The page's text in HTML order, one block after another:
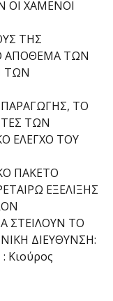
ΟΙ ΧΑΜΕΝΟΙ
ΤΗΣ
ΑΠΟΘΕΜΑ ΤΩΝ
ΤΩΝ
ΤΟ
ΤΩΝ
ΕΛΕΓΧΟ ΤΟΥ
ΠΑΚΕΤΟ
ΕΞΕΛΙΞΗΣ
ΣΤΕΙΛΟΥΝ ΤΟ
ΔΙΕΥΘΥΝΣΗ:
Κιούρος